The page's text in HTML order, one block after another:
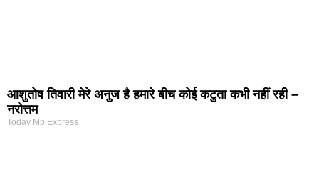
आशुतोष तिवारी मेरे अनुज है हमारे बीच कोई कटुता कभी नहीं रही –
नरोत्तम
Today Mp Express